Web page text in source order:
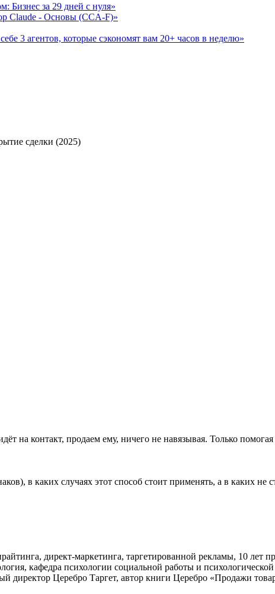
Бизнес за 29 дней с нуля»
Claude - Основы (CCA-F)»
3 агентов, которые сэкономят вам 20+ часов в неделю»
сделки (2025)
на контакт, продаем ему, ничего не навязывая. Только
в каких случаях этот способ стоит применять, а в каких
директ-маркетинга, таргетированной рекламы, 10 лет
кафедра психологии социальной работы и
директор Церебро Таргет, автор книги Церебро «Продажи